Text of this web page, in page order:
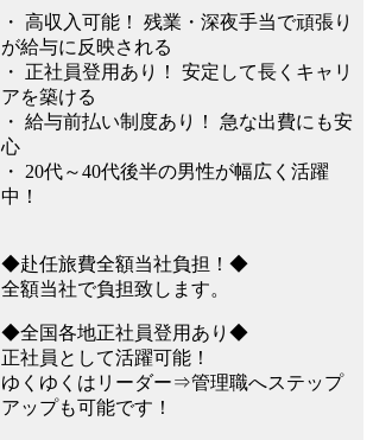
・ 高収入可能！ 残業・深夜手当で頑張り
が給与に反映される
・ 正社員登用あり！ 安定して長くキャリ
アを築ける
・ 給与前払い制度あり！ 急な出費にも安
心
・ 20代～40代後半の男性が幅広く活躍
中！
◆赴任旅費全額当社負担！◆
全額当社で負担致します。
◆全国各地正社員登用あり◆
正社員として活躍可能！
ゆくゆくはリーダー⇒管理職へステップ
アップも可能です！